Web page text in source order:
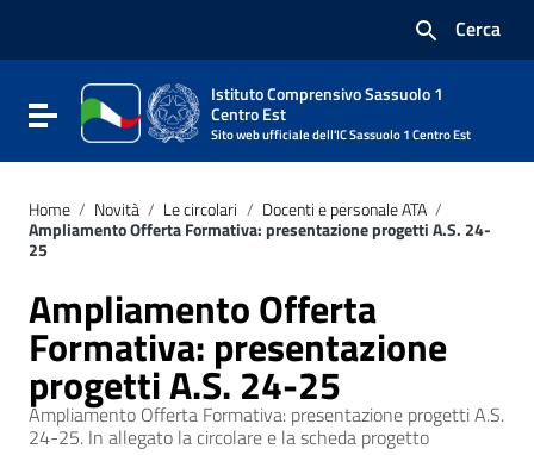
Vai al footer
Cerca
Attiva / disattiva la navigazione
Istituto Comprensivo Sassuolo 1
Centro Est
Sito web ufficiale dell'IC Sassuolo 1 Centro Est
Home / Novità / Le circolari / Docenti e personale ATA /
Ampliamento Offerta Formativa: presentazione progetti A.S. 24-
25
Ampliamento Offerta
Formativa: presentazione
progetti A.S. 24-25
Ampliamento Offerta Formativa: presentazione progetti A.S.
24-25. In allegato la circolare e la scheda progetto